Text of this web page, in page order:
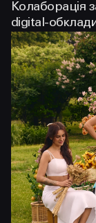
Колаборація
digital-